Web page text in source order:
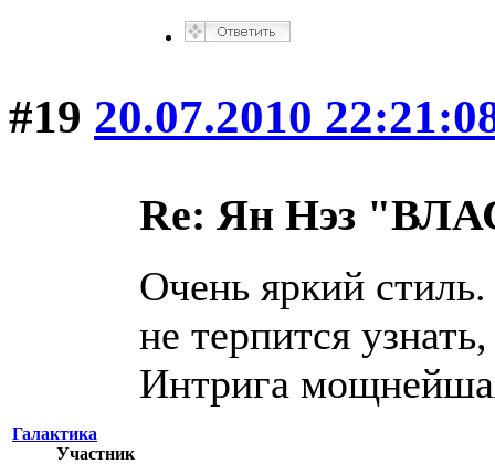
#19 20.07.2010
Галактика
Участник
Re: Ян Нэз
Очень яркий
не терпится
Интрига